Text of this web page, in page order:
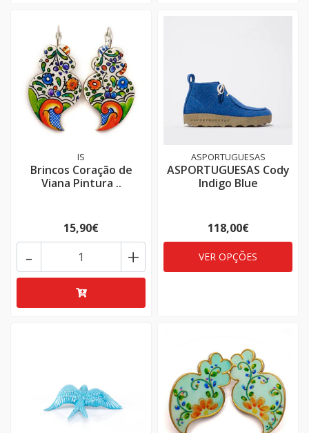
IS
Brincos Coração de
Viana Pintura ..
15,90€
+
-
ASPORTUGUESAS
ASPORTUGUESAS Cody
Indigo Blue
118,00€
VER OPÇÕES